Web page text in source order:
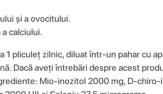
și a ovocitului.
calciului.
pliculeț zilnic, diluat într-un pahar cu
Dacă aveți întrebări despre acest
Mio-inozitol 2000 mg, D-